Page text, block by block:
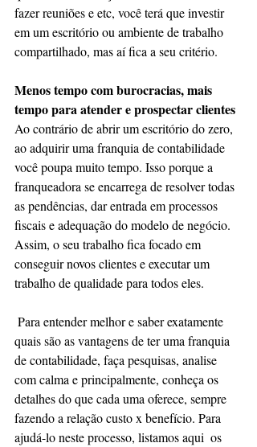
fazer reuniões e etc, você terá que investir
em um escritório ou ambiente de trabalho
compartilhado, mas aí fica a seu critério.
Menos tempo com burocracias, mais
tempo para atender e prospectar clientes
Ao contrário de abrir um escritório do zero,
ao adquirir uma franquia de contabilidade
você poupa muito tempo. Isso porque a
franqueadora se encarrega de resolver todas
as pendências, dar entrada em processos
fiscais e adequação do modelo de negócio.
Assim, o seu trabalho fica focado em
conseguir novos clientes e executar um
trabalho de qualidade para todos eles.
quais são as vantagens de ter uma franquia
de contabilidade, faça pesquisas, analise
com calma e principalmente, conheça os
detalhes do que cada uma oferece, sempre
fazendo a relação custo x benefício. Para
ajudá-lo neste processo, listamos aqui  os